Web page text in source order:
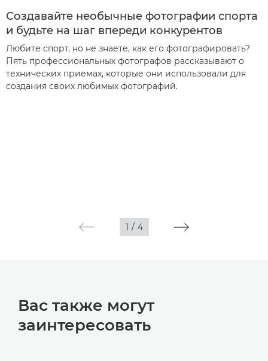
Создавайте необычные фотографии спорта
и будьте на шаг впереди конкурентов
Любите спорт, но не знаете, как его фотографировать?
Пять профессиональных фотографов рассказывают о
технических приемах, которые они использовали для
создания своих любимых фотографий.
1 / 4
Вас также могут
заинтересовать